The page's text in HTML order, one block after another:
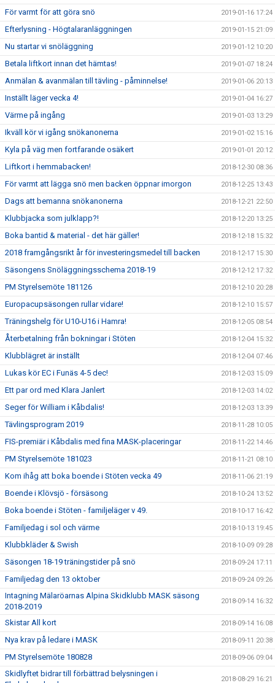
För varmt för att göra snö 2019-01-16 17:24
Efterlysning - Högtalaranläggningen 2019-01-15 21:09
Nu startar vi snöläggning 2019-01-12 10:20
Betala liftkort innan det hämtas! 2019-01-07 18:24
Anmälan & avanmälan till tävling - påminnelse! 2019-01-06 20:13
Inställt läger vecka 4! 2019-01-04 16:27
Värme på ingång 2019-01-03 13:29
Ikväll kör vi igång snökanonerna 2019-01-02 15:16
Kyla på väg men fortfarande osäkert 2019-01-01 20:12
Liftkort i hemmabacken! 2018-12-30 08:36
För varmt att lägga snö men backen öppnar imorgon 2018-12-25 13:43
Dags att bemanna snökanonerna 2018-12-21 22:50
Klubbjacka som julklapp?! 2018-12-20 13:25
Boka bantid & material - det här gäller! 2018-12-18 15:32
2018 framgångsrikt år för investeringsmedel till backen 2018-12-17 15:30
Säsongens Snöläggningsschema 2018-19 2018-12-12 17:32
PM Styrelsemöte 181126 2018-12-10 20:28
Europacupsäsongen rullar vidare! 2018-12-10 15:57
Träningshelg för U10-U16 i Hamra! 2018-12-05 08:54
Återbetalning från bokningar i Stöten 2018-12-04 15:32
Klubblägret är inställt 2018-12-04 07:46
Lukas kör EC i Funäs 4-5 dec! 2018-12-03 15:09
Ett par ord med Klara Janlert 2018-12-03 14:02
Seger för William i Kåbdalis! 2018-12-03 13:39
Tävlingsprogram 2019 2018-11-28 10:05
FIS-premiär i Kåbdalis med fina MASK-placeringar 2018-11-22 14:46
PM Styrelsemöte 181023 2018-11-21 08:10
Kom ihåg att boka boende i Stöten vecka 49 2018-11-06 21:19
Boende i Klövsjö - försäsong 2018-10-24 13:52
Boka boende i Stöten - familjeläger v 49. 2018-10-17 16:42
Familjedag i sol och värme 2018-10-13 19:45
Klubbkläder & Swish 2018-10-09 09:28
Säsongen 18-19 träningstider på snö 2018-09-24 17:11
Familjedag den 13 oktober 2018-09-24 09:26
Intagning Mälaröarnas Alpina Skidklubb MASK säsong
2018-2019
2018-09-14 16:32
Skistar All kort 2018-09-14 16:08
Nya krav på ledare i MASK 2018-09-11 20:38
PM Styrelsemöte 180828 2018-09-06 09:04
Skidlyftet bidrar till förbättrad belysningen i
2018-08-29 16:21